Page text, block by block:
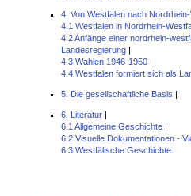
4. Von Westfalen nach
4.1 Westfalen in Nordrhein-
4.2 Anfänge einer nordrhein-
Landesregierung|
4.3 Wahlen 1946-1950|
4.4 Westfalen formiert sich als
5. Die gesellschaftliche Basis |
6. Literatur|
6.1 Allgemeine Geschichte|
6.2 Visuelle Dokumentationen -
6.3 Westfälische Geschichte